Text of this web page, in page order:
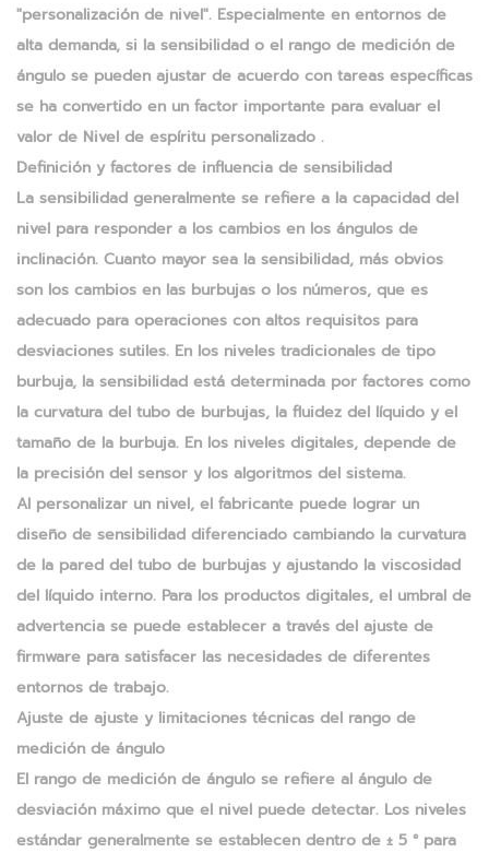
"personalización de nivel". Especialmente en entornos de
alta demanda, si la sensibilidad o el rango de medición de
ángulo se pueden ajustar de acuerdo con tareas específicas
se ha convertido en un factor importante para evaluar el
valor de Nivel de espíritu personalizado .
Definición y factores de influencia de sensibilidad
La sensibilidad generalmente se refiere a la capacidad del
nivel para responder a los cambios en los ángulos de
inclinación. Cuanto mayor sea la sensibilidad, más obvios
son los cambios en las burbujas o los números, que es
adecuado para operaciones con altos requisitos para
desviaciones sutiles. En los niveles tradicionales de tipo
burbuja, la sensibilidad está determinada por factores como
la curvatura del tubo de burbujas, la fluidez del líquido y el
tamaño de la burbuja. En los niveles digitales, depende de
la precisión del sensor y los algoritmos del sistema.
Al personalizar un nivel, el fabricante puede lograr un
diseño de sensibilidad diferenciado cambiando la curvatura
de la pared del tubo de burbujas y ajustando la viscosidad
del líquido interno. Para los productos digitales, el umbral de
advertencia se puede establecer a través del ajuste de
firmware para satisfacer las necesidades de diferentes
entornos de trabajo.
Ajuste de ajuste y limitaciones técnicas del rango de
medición de ángulo
El rango de medición de ángulo se refiere al ángulo de
desviación máximo que el nivel puede detectar. Los niveles
estándar generalmente se establecen dentro de ± 5 ° para